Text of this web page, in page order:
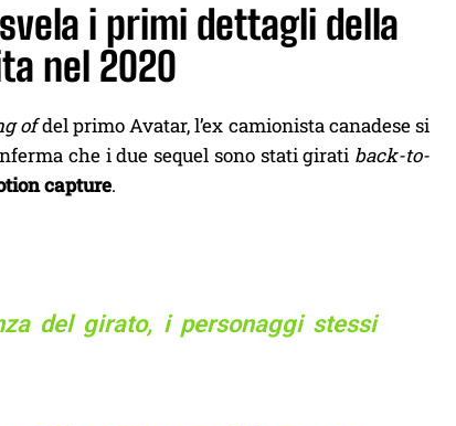
i primi dettagli della
nel 2020
ofdel primo Avatar, l’ex camionista canadese si
che i due sequel sono stati girati back-to-
capture.
del girato, i personaggi stessi